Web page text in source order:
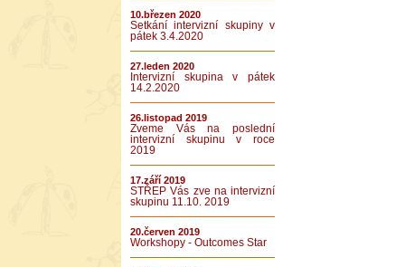
10.březen 2020
Setkání intervizní skupiny v
pátek 3.4.2020
27.leden 2020
Intervizní skupina v pátek
14.2.2020
26.listopad 2019
Zveme Vás na poslední
intervizní skupinu v roce
2019
17.září 2019
STŘEP Vás zve na intervizní
skupinu 11.10. 2019
20.červen 2019
Workshopy - Outcomes Star